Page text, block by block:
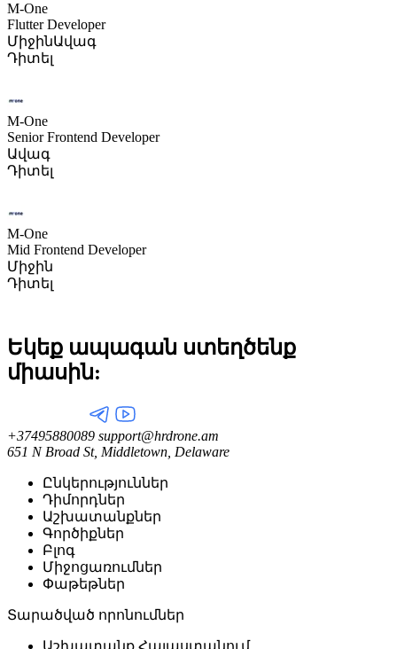
M-One
Flutter Developer
ՄիջինԱվագ
Դիտել
M-One
Senior Frontend Developer
Ավագ
Դիտել
M-One
Mid Frontend Developer
Միջին
Դիտել
Եկեք ապագան ստեղծենք
միասին:
+37495880089 support@hrdrone.am
651 N Broad St, Middletown, Delaware
Ընկերություններ
Դիմորդներ
Աշխատանքներ
Գործիքներ
Բլոգ
Միջոցառումներ
Փաթեթներ
Տարածված որոնումներ
Աշխատանք Հայաստանում